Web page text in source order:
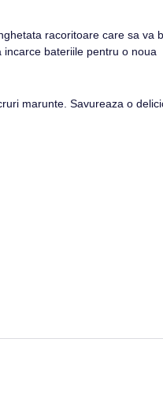
racoritoare care sa va
bateriile pentru o noua
marunte. Savureaza o